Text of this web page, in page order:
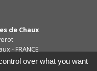
de Chaux
- FRANCE
over what you want